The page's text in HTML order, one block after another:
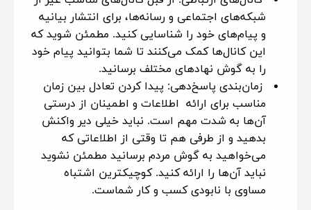
شبکه‌های اجتماعی و رسانه‌ها، برای انتشار بیانیه
و پیام‌های خود را شناسایی کنید. مطمئن شوید که
این‌ کانال‌ها کمک می‌کنند تا شما بتوانید پیام خود
را به گوش نهادهای مختلف برسانید.
زمان‌بندی پاسخ‌دهی: پیدا کردن تعادل بین زمان
مناسب برای ارائه اطلاعات و اطمینان از درستی
آن‌ها به شدت مهم است. نباید خیلی دیر واکنش
بدهید و از طرفی هم تا وقتی از اطلاعاتی که
می‌خواهید به گوش مردم برسانید مطمئن نشوید
نباید آن‌ها را ارائه کنید. کوچیکترین اشتباه
مساوی با نابودی کسب و کار شماست.